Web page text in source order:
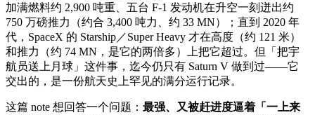
加满燃料约 2,900 吨重、五台 F-1 发动机在升空一刻迸出约
750 万磅推力（约合 3,400 吨力、约 33 MN）；直到 2020 年
代，SpaceX 的 Starship／Super Heavy 才在高度（约 121 米）
和推力（约 74 MN，是它的两倍多）上把它超过。但「把宇
航员送上月球」这件事，迄今仍只有 Saturn V 做到过——它
交出的，是一份航天史上罕见的满分运行记录。
这篇 note 想回答一个问题： 最强、又被赶进度逼着「一上来